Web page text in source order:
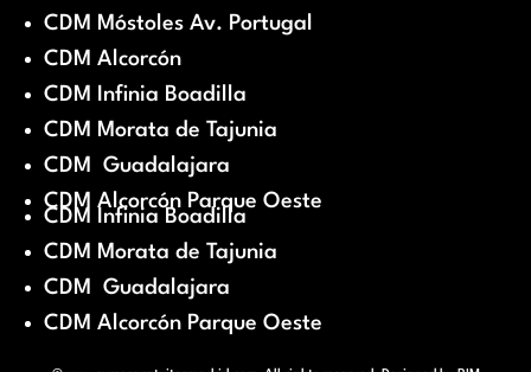
CDM Móstoles Av. Portugal
CDM Alcorcón
CDM Infinia Boadilla
CDM Morata de Tajunia
CDM Guadalajara
CDM Alcorcón Parque Oeste
CDM Infinia Boadilla
CDM Morata de Tajunia
CDM Guadalajara
CDM Alcorcón Parque Oeste